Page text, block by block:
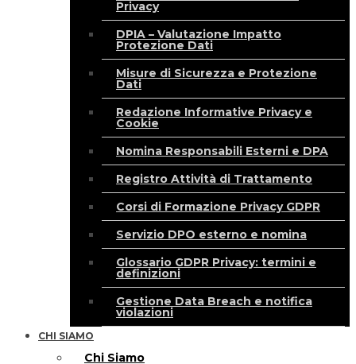
Privacy
DPIA – Valutazione Impatto
Protezione Dati
Misure di Sicurezza e Protezione
Dati
Redazione Informative Privacy e
Cookie
Nomina Responsabili Esterni e DPA
Registro Attività di Trattamento
Corsi di Formazione Privacy GDPR
Servizio DPO esterno e nomina
Glossario GDPR Privacy: termini e
definizioni
Gestione Data Breach e notifica
violazioni
CHI SIAMO
Chi Siamo